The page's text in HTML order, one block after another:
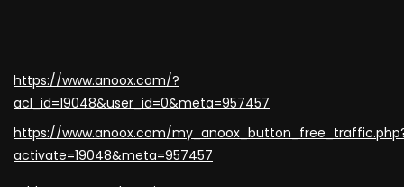
https://www.anoox.com/?
acl_id=19048&user_id=0&meta=957457
https://www.anoox.com/
activate=19048&meta=957457